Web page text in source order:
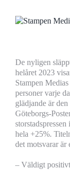
innehållet
De nyligen
helåret 2023
Stampen
personer varje
glädjande är
Göteborgs-
hela +25%.
det motsvarar
– Väldigt